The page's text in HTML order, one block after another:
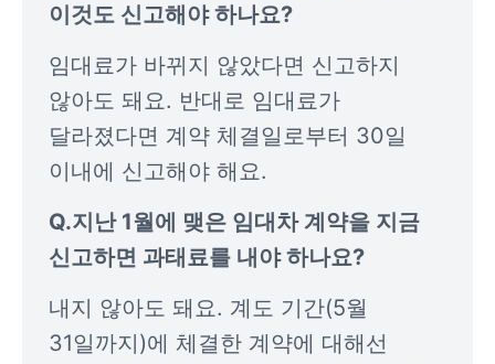
이것도 신고해야 하나요?
임대료가 바뀌지 않았다면 신고하지
않아도 돼요. 반대로 임대료가
달라졌다면 계약 체결일로부터 30일
이내에 신고해야 해요.
Q.지난 1월에 맺은 임대차 계약을 지금
신고하면 과태료를 내야 하나요?
내지 않아도 돼요. 계도 기간(5월
31일까지)에 체결한 계약에 대해선